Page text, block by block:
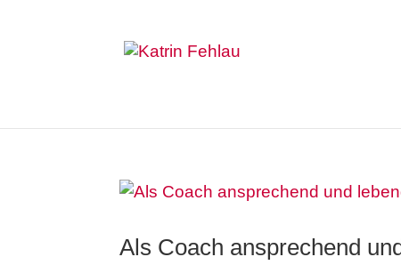
Als Coach ansprechend